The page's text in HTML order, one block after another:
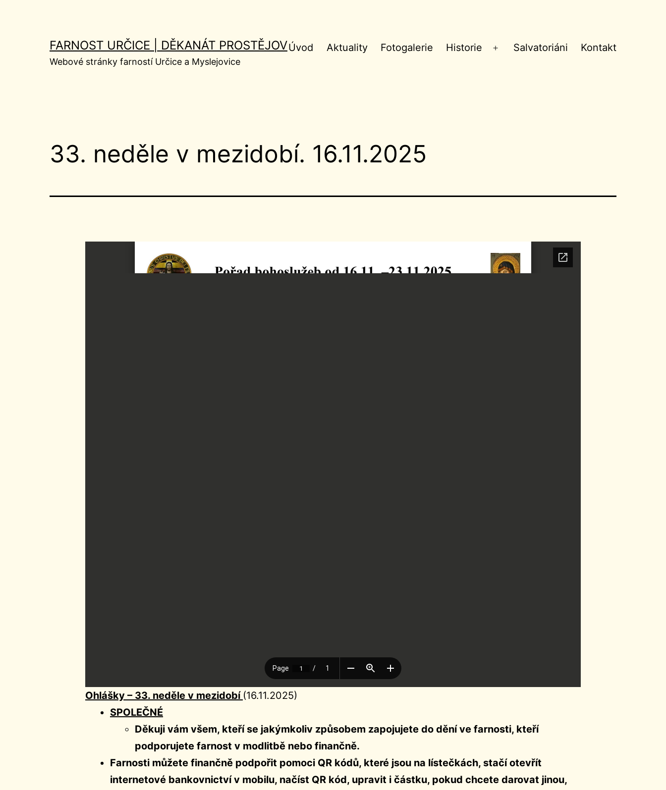
FARNOST URČICE | DĚKANÁT PROSTĚJOV
Webové stránky farností Určice a Myslejovice
Úvod Aktuality Fotogalerie Historie
Otevřít
Salvatoriáni Kontakt
33. neděle v mezidobí. 16.11.2025
Ohlášky – 33. neděle v mezidobí (16.11.2025)
SPOLEČNÉ
Děkuji vám všem, kteří se jakýmkoliv způsobem zapojujete do dění ve farnosti, kteří
podporujete farnost v modlitbě nebo finančně.
Farnosti můžete finančně podpořit pomoci QR kódů, které jsou na lístečkách, stačí otevřít
internetové bankovnictví v mobilu, načíst QR kód, upravit i částku, pokud chcete darovat jinou,